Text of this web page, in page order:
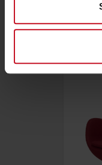
(fingerprinting,
Dowiedz się więcej
dane są
zmienić lub wycofać
Wykorzystujemy
i reklam, aby
analizować ruch w
korzystasz z naszej